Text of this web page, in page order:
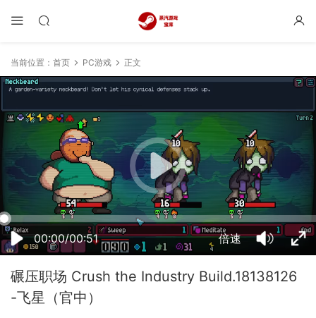
当前位置： 首页 PC游戏 正文
00:00/00:51 倍速
50% 75% 100%
碾压职场 Crush the Industry Build.18138126
-飞星（官中）